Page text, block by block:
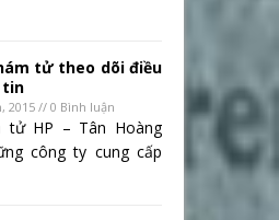
tử theo dõi điều
tin
2015 // 0 Bình luận
tử HP – Tân Hoàng
công ty cung cấp